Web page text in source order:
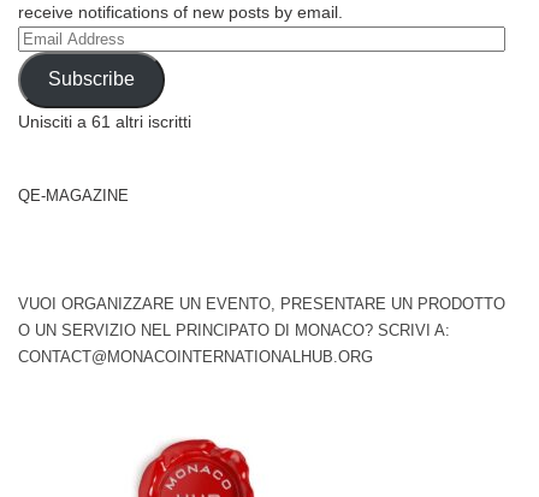
receive notifications of new posts by email.
Email
Address
Subscribe
Unisciti a 61 altri iscritti
QE-MAGAZINE
VUOI ORGANIZZARE UN EVENTO, PRESENTARE UN PRODOTTO
O UN SERVIZIO NEL PRINCIPATO DI MONACO? SCRIVI A:
CONTACT@MONACOINTERNATIONALHUB.ORG